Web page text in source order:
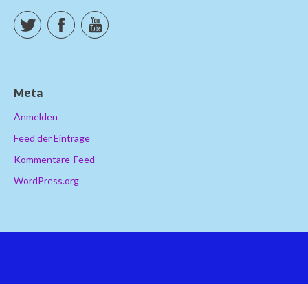
TwitterFacebookYouTube
Meta
Anmelden
Feed der Einträge
Kommentare-Feed
WordPress.org